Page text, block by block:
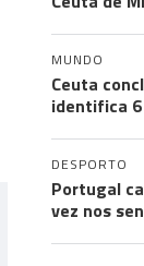
MUNDO
Ceuta
identifica
DESPORTO
Portugal
vez nos